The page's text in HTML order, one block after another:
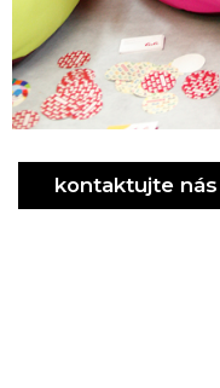
kontaktujte nás